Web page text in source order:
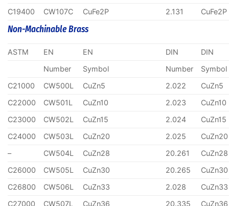
C19400
CW107C CuFe2P 2.131 CuFe2P
Non-Machinable Brass
ASTM EN EN DIN
DIN
Number
Symbol Number
Symbol
C21000
CW500L CuZn5 2.022
CuZn5
C22000
CW501L CuZn10 2.023
CuZn10
C23000
CW502L CuZn15 2.024
CuZn15
C24000
CW503L CuZn20 2.025
CuZn20
–
CW504L CuZn28 20.261
CuZn28
C26000
CW505L CuZn30 20.265
CuZn30
C26800
CW506L CuZn33 2.028
CuZn33
C27000
CW507L CuZn36 20.335
CuZn36